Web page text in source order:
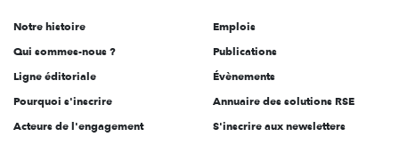
l'engagement
Notre histoire
Qui sommes-nous ?
Ligne éditoriale
Pourquoi s'inscrire
Acteurs de l'engagement
Emplois
Publications
Évènements
Annuaire des solutions RSE
S'inscrire aux newsletters